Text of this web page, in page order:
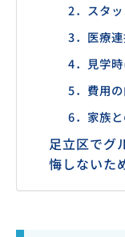
2．スタ
3．医療
4．見学
5．費用
6．家族
足立区でグ
悔しないた